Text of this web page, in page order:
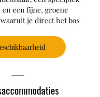
een fijne, groene
je direct het bos